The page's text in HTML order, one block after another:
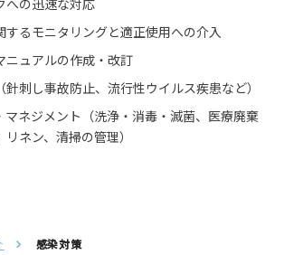
への迅速な対応
するモニタリングと適正使用への介入
ニュアルの作成・改訂
刺し事故防止、流行性ウイルス疾患など）
マネジメント（洗浄・消毒・滅菌、医療廃棄
ネン、清掃の管理）
感染対策